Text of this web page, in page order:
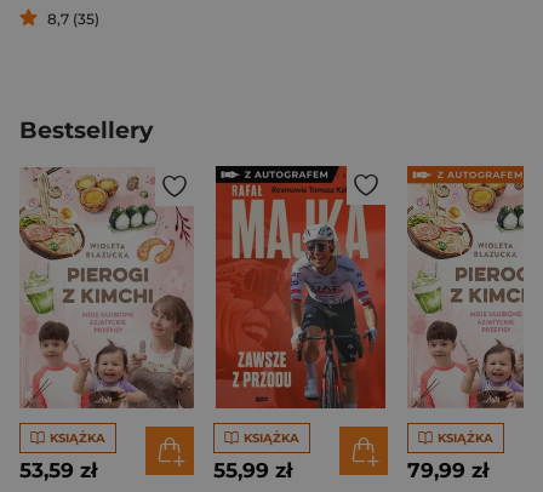
8,7 (35)
Bestsellery
KSIĄŻKA
53,59 zł
KSIĄŻKA
55,99 zł
KSIĄŻKA
79,99 zł